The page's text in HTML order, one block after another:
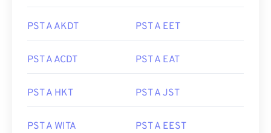
PST A AKDT PST A EET
PST A ACDT PST A EAT
PST A HKT PST A JST
PST A WITA PST A EEST